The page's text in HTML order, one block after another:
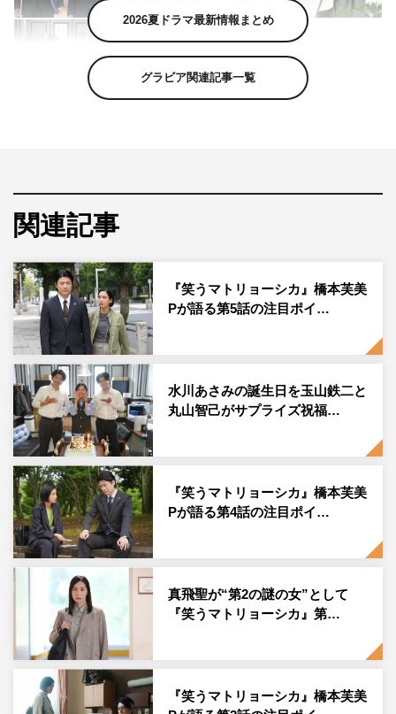
注目ポイントが到着した。
本作は、水川演じる主人公の新聞記者・道上香苗が、櫻井
翔演じる若き人気政治家・清家一郎と、玉山鉄二演じる有
能な秘書・鈴木俊哉を取り巻く黒い闇を追うヒューマン政
治サスペンス。原作は、日本推理作家協会賞や山本周五郎
賞など数々の受賞歴を持つ早見和真が2021年に発表した
同名小説。
若き政治家と有能な秘書の奇妙な関係、栄光の裏で起きた
数々の不審死。そして、それを追う新聞記者の強い執念。
一瞬たりとも見逃せない“人間という迷宮”を描く、スリリ
ングなエンターテインメント作品となっている。
8月2日放送の第6話は、驚きの出来事の連続。後半に向け
ての大きな山場となる第6話の注目ポイントを橋本Pが語
った。
2026夏ドラマ最新情報まとめ
グラビア関連記事一覧
関連記事
『笑うマトリョーシカ』橋本芙美
Pが語る第5話の注目ポイ…
水川あさみの誕生日を玉山鉄二と
丸山智己がサプライズ祝福…
『笑うマトリョーシカ』橋本芙美
Pが語る第4話の注目ポイ…
真飛聖が“第2の謎の女”として
『笑うマトリョーシカ』第…
『笑うマトリョーシカ』橋本芙美